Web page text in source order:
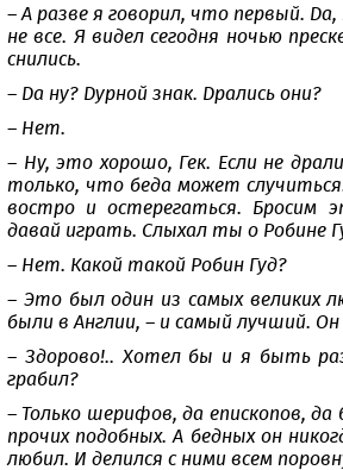
– А разве я говорил, что первый.
не все. Я видел сегодня ночью
снились.
– Да ну? Дурной знак. Дрались они?
– Нет.
– Ну, это хорошо, Гек. Если не
только, что беда может
востро и остерегаться. Бросим
давай играть. Слыхал ты о Робине
– Нет. Какой такой Робин Гуд?
– Это был один из самых великих
были в Англии, – и самый лучший.
– Здорово!.. Хотел бы и я быть
грабил?
– Только шерифов, да епископов, да
прочих подобных. А бедных он
любил. И делился с ними всем